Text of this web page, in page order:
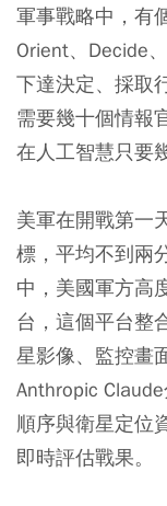
軍事戰略中，有
Orient、Decide
下達決定、採取
需要幾十個情報
在人工智慧只要
美軍在開戰第一
標，平均不到兩
中，美國軍方高
台，這個平台整
星影像、監控畫
Anthropic
順序與衛星定位
即時評估戰果。